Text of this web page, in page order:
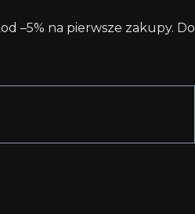
–5% na pierwsze zakupy. Do